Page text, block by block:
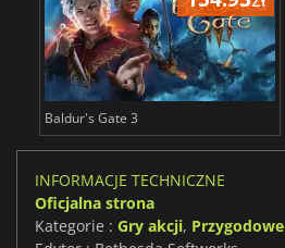
Baldur's Gate 3
INFORMACJE TECHNICZNE
Oficjalna strona
Kategorie : Gry akcji, Przygodowe